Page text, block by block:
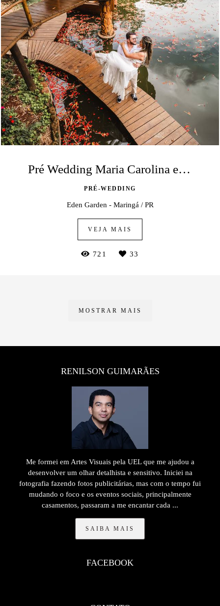
Pré Wedding Maria Carolina e Felipe
PRÉ-WEDDING
Eden Garden - Maringá / PR
VEJA MAIS
721 33
MOSTRAR MAIS
RENILSON GUIMARÃES
Me formei em Artes Visuais pela UEL que me ajudou a
desenvolver um olhar detalhista e sensitivo. Iniciei na
fotografia fazendo fotos publicitárias, mas com o tempo fui
mudando o foco e os eventos sociais, principalmente
casamentos, passaram a me encantar cada ...
SAIBA MAIS
FACEBOOK